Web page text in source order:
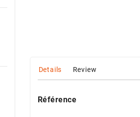
Nestlé Cerelac Blé
Prix
Details Review
Référence